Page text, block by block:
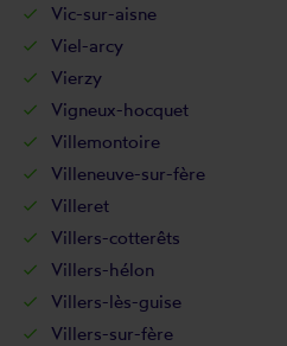
Vic-sur-aisne
Viel-arcy
Vierzy
Vigneux-hocquet
Villemontoire
Villeneuve-sur-fère
Villeret
Villers-cotterêts
Villers-hélon
Villers-lès-guise
Villers-sur-fère